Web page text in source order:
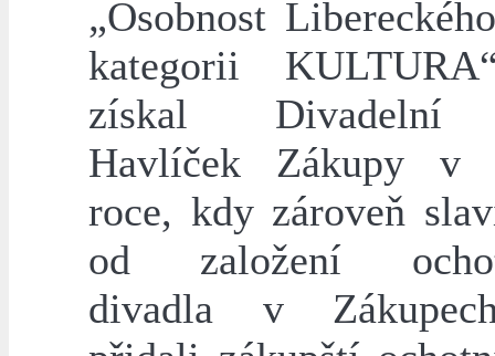
„Osobnost
kategorii
získal Divadelní
Havlíček Zákupy v
roce, kdy zároveň
od založení
divadla v